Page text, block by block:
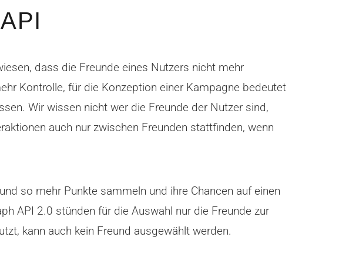
dass die Freunde eines Nutzers nicht mehr
Kontrolle, für die Konzeption einer Kampagne bedeutet
Wir wissen nicht wer die Freunde der Nutzer sind,
auch nur zwischen Freunden stattfinden, wenn
so mehr Punkte sammeln und ihre Chancen auf einen
API 2.0 stünden für die Auswahl nur die Freunde zur
kann auch kein Freund ausgewählt werden.